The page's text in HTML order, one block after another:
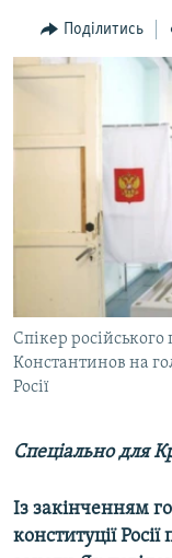
пошуку
ІНТЕРВ'Ю
ВСЕ ЗА ДЕНЬ
ДЕПОРТАЦІЯ
ВІДЕОУРОКИ
СВІДЧЕННЯ ОКУПАЦІЇ
УКРАЇНСЬКА
ІНФОГРАФІКА
ЯК ОБІЙТИ
Русский
Qırımtatar
Поділитись
Спікер
Константинов на
Росії
Спеціально для
Із закінченням
конституції